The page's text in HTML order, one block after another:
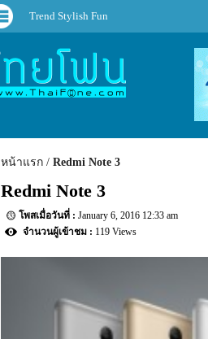
Trend Stylish Fun
หน้าแรก Redmi Note 3
Redmi Note 3
January 6, 2016 12:33 am
119 Views